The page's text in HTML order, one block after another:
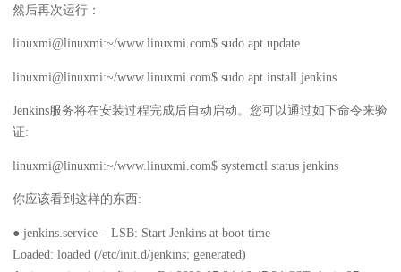
然后再次运行：
linuxmi@linuxmi:~/www.linuxmi.com$ sudo apt update
linuxmi@linuxmi:~/www.linuxmi.com$ sudo apt install jenkins
Jenkins服务将在安装过程完成后自动启动。您可以通过如下命令来验
证:
linuxmi@linuxmi:~/www.linuxmi.com$ systemctl status jenkins
你应该看到这样的东西:
● jenkins.service – LSB: Start Jenkins at boot time
Loaded: loaded (/etc/init.d/jenkins; generated)